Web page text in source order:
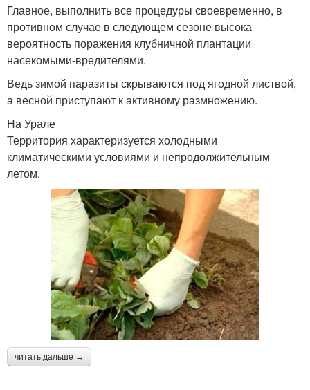
Главное, выполнить все процедуры своевременно, в
противном случае в следующем сезоне высока
вероятность поражения клубничной плантации
насекомыми-вредителями.
Ведь зимой паразиты скрываются под ягодной листвой,
а весной приступают к активному размножению.
На Урале
Территория характеризуется холодными
климатическими условиями и непродолжительным
летом.
читать дальше →